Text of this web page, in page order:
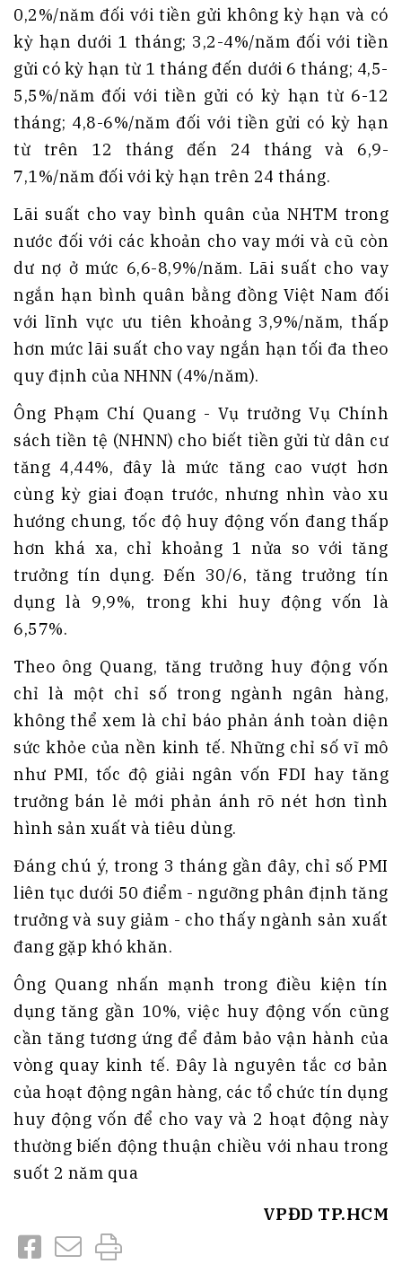
0,2%/năm đối với tiền gửi không kỳ hạn và có
kỳ hạn dưới 1 tháng; 3,2-4%/năm đối với tiền
gửi có kỳ hạn từ 1 tháng đến dưới 6 tháng; 4,5-
5,5%/năm đối với tiền gửi có kỳ hạn từ 6-12
tháng; 4,8-6%/năm đối với tiền gửi có kỳ hạn
từ trên 12 tháng đến 24 tháng và 6,9-
7,1%/năm đối với kỳ hạn trên 24 tháng.
Lãi suất cho vay bình quân của NHTM trong
nước đối với các khoản cho vay mới và cũ còn
dư nợ ở mức 6,6-8,9%/năm. Lãi suất cho vay
ngắn hạn bình quân bằng đồng Việt Nam đối
với lĩnh vực ưu tiên khoảng 3,9%/năm, thấp
hơn mức lãi suất cho vay ngắn hạn tối đa theo
quy định của NHNN (4%/năm).
Ông Phạm Chí Quang - Vụ trưởng Vụ Chính
sách tiền tệ (NHNN) cho biết tiền gửi từ dân cư
tăng 4,44%, đây là mức tăng cao vượt hơn
cùng kỳ giai đoạn trước, nhưng nhìn vào xu
hướng chung, tốc độ huy động vốn đang thấp
hơn khá xa, chỉ khoảng 1 nửa so với tăng
trưởng tín dụng. Đến 30/6, tăng trưởng tín
dụng là 9,9%, trong khi huy động vốn là
6,57%.
Theo ông Quang, tăng trưởng huy động vốn
chỉ là một chỉ số trong ngành ngân hàng,
không thể xem là chỉ báo phản ánh toàn diện
sức khỏe của nền kinh tế. Những chỉ số vĩ mô
như PMI, tốc độ giải ngân vốn FDI hay tăng
trưởng bán lẻ mới phản ánh rõ nét hơn tình
hình sản xuất và tiêu dùng.
Đáng chú ý, trong 3 tháng gần đây, chỉ số PMI
liên tục dưới 50 điểm - ngưỡng phân định tăng
trưởng và suy giảm - cho thấy ngành sản xuất
đang gặp khó khăn.
Ông Quang nhấn mạnh trong điều kiện tín
dụng tăng gần 10%, việc huy động vốn cũng
cần tăng tương ứng để đảm bảo vận hành của
vòng quay kinh tế. Đây là nguyên tắc cơ bản
của hoạt động ngân hàng, các tổ chức tín dụng
huy động vốn để cho vay và 2 hoạt động này
thường biến động thuận chiều với nhau trong
suốt 2 năm qua
VPĐD TP.HCM